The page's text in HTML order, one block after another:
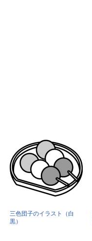
三色団子のイラスト（白
黒）